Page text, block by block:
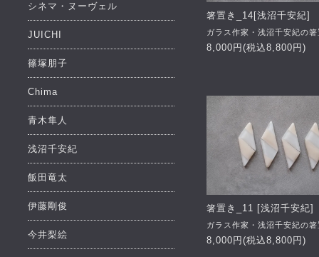
箸置き_14[浅沼千安紀]
ガラス作家・浅沼千安紀の
8,000円(税込8,800円)
箸置き_11 [浅沼千安紀]
ガラス作家・浅沼千安紀の
8,000円(税込8,800円)
シネマ・ヌーヴェル
JUICHI
篠塚朋子
Chima
青木隼人
浅沼千安紀
飯田竜太
伊藤剛俊
今井梨絵